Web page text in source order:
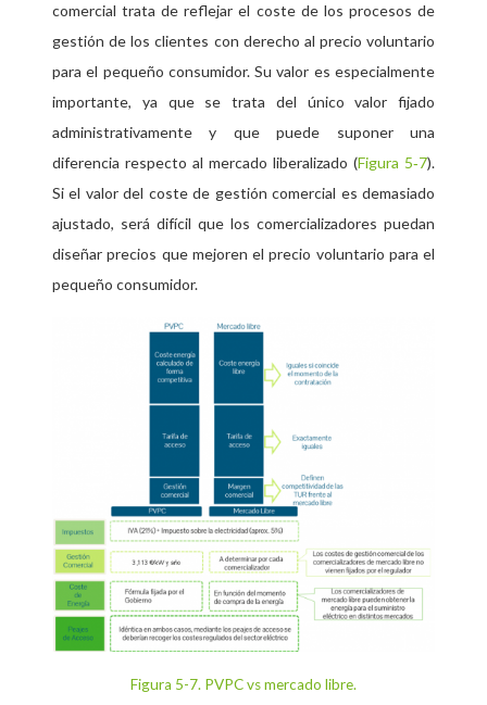
comercial trata de reflejar el coste de los procesos de
gestión de los clientes con derecho al precio voluntario
para el pequeño consumidor. Su valor es especialmente
importante, ya que se trata del único valor fijado
administrativamente y que puede suponer una
diferencia respecto al mercado liberalizado (Figura 5‑7).
Si el valor del coste de gestión comercial es demasiado
ajustado, será difícil que los comercializadores puedan
diseñar precios que mejoren el precio voluntario para el
pequeño consumidor.
Figura 5-7. PVPC vs mercado libre.